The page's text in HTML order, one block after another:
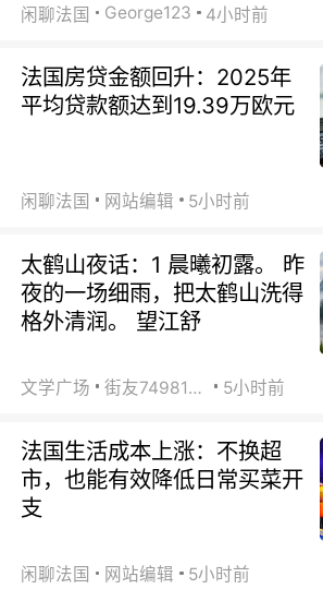
闲聊法国 George123 4小时前
法国房贷金额回升：2025年
平均贷款额达到19.39万欧元
闲聊法国 网站编辑 5小时前
太鹤山夜话：1 晨曦初露。 昨
夜的一场细雨，把太鹤山洗得
格外清润。 望江舒
文学广场 街友74981146 5小时前
法国生活成本上涨：不换超
市，也能有效降低日常买菜开
支
闲聊法国 网站编辑 5小时前